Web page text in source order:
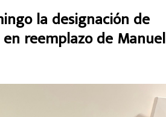
la designación de
reemplazo de Manuel